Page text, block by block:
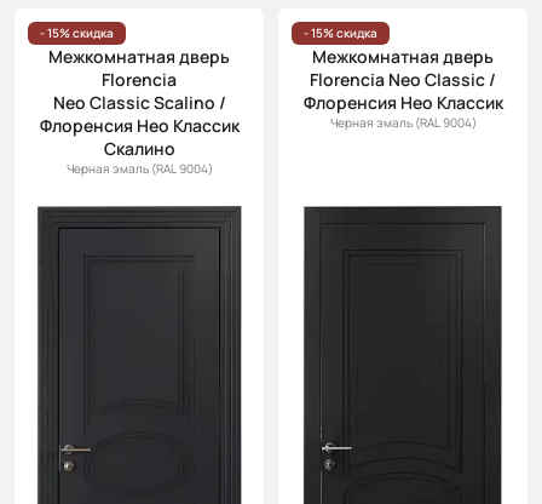
- 15% скидка
Межкомнатная дверь
Florencia
Neo Classic Scalino /
Флоренсия Нео Классик
Скалино
Черная эмаль (RAL 9004)
- 15% скидка
Межкомнатная дверь
Florencia Neo Classic /
Флоренсия Нео Классик
Черная эмаль (RAL 9004)